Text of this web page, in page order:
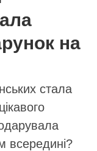
на
стала
всередині?